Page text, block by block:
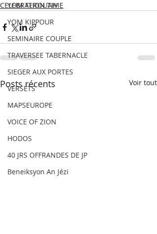
YOM TEROUAH
YOM KIPPOUR
SEMINAIRE COUPLE
TRAVERSEE TABERNACLE
SIEGER AUX PORTES
VERSETS
MAPSEUROPE
VOICE OF ZION
HODOS
40 JRS OFFRANDES DE JP
Beneiksyon An Jézi
CELEBRATION TIME
Posts récents Voir tout